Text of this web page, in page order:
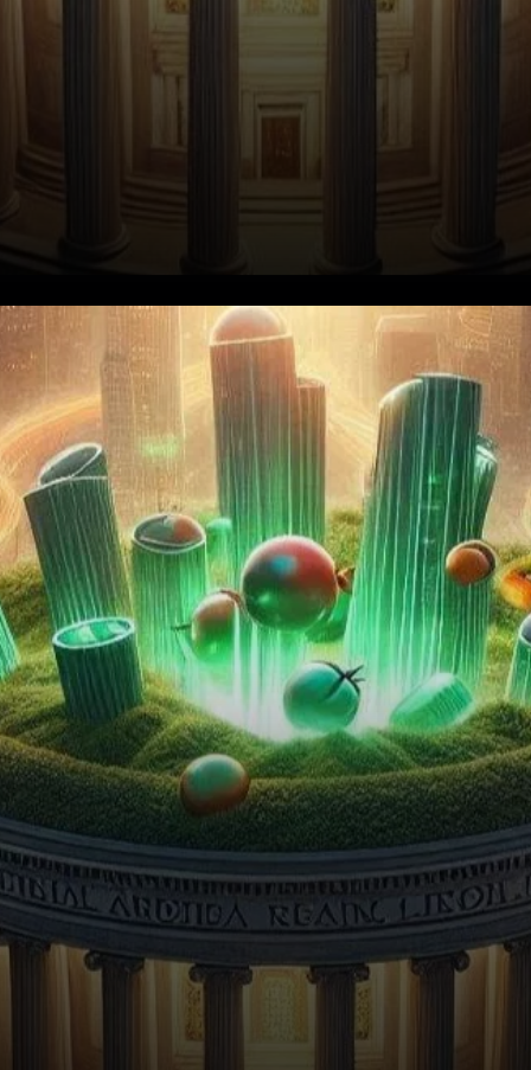
Le Mouvement Stratégique de
Franklin Templeton